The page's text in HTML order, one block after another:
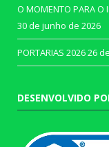
O MOMENTO PARA O
30 de junho de 2026
PORTARIAS 202626
DESENVOLVIDO